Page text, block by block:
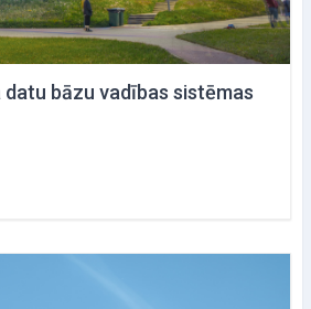
datu bāzu vadības sistēmas